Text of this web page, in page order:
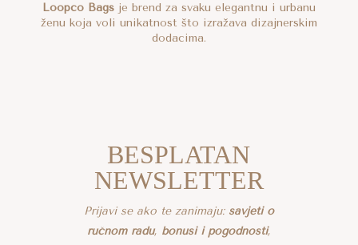
Loopco Bagsje brend za svaku elegantnu i urbanu
ženu koja voli unikatnost što izražava dizajnerskim
dodacima.
BESPLATAN
NEWSLETTER
Prijavi se ako te zanimaju: savjeti o
ručnom radu, bonusi i pogodnosti,